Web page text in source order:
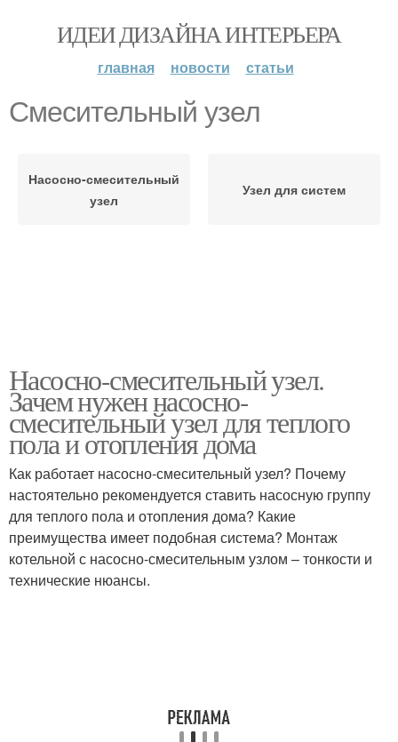
ИДЕИ ДИЗАЙНА ИНТЕРЬЕРА
главная новости статьи
Смесительный узел
Насосно-смесительный
узел
Узел для систем
Насосно-смесительный узел.
Зачем нужен насосно-
смесительный узел для теплого
пола и отопления дома
Как работает насосно-смесительный узел? Почему
настоятельно рекомендуется ставить насосную группу
для теплого пола и отопления дома? Какие
преимущества имеет подобная система? Монтаж
котельной с насосно-смесительным узлом – тонкости и
технические нюансы.